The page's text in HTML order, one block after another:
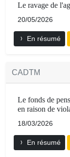
Le ravage de
20/05/2026
En résumé
CADTM
Le fonds de
en raison de
18/03/2026
En résumé